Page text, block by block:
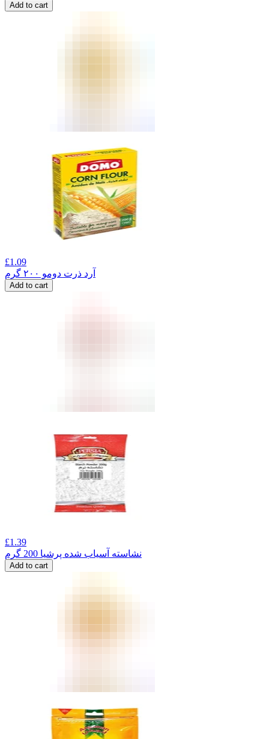
Add to cart
£1.09
آرد ذرت دومو ۲۰۰ گرم
Add to cart
£1.39
نشاسته آسیاب شده پرشیا 200 گرم
Add to cart